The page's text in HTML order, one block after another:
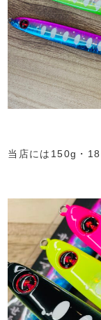
当店には150g・